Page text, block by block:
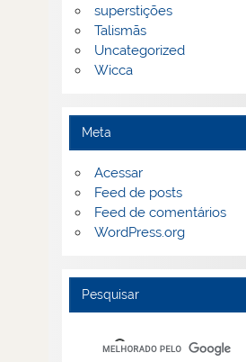
superstições
Talismãs
Uncategorized
Wicca
Meta
Acessar
Feed de posts
Feed de comentários
WordPress.org
Pesquisar